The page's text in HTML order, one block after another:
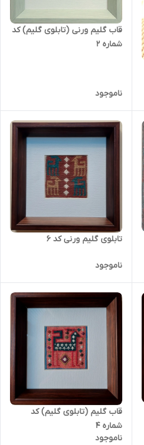
قاب گلیم ورنی (تابلوی گلیم) کد
شماره 2
ناموجود
تابلوی گلیم ورنی کد 6
ناموجود
قاب گلیم (تابلوی گلیم) کد
شماره ۴
ناموجود